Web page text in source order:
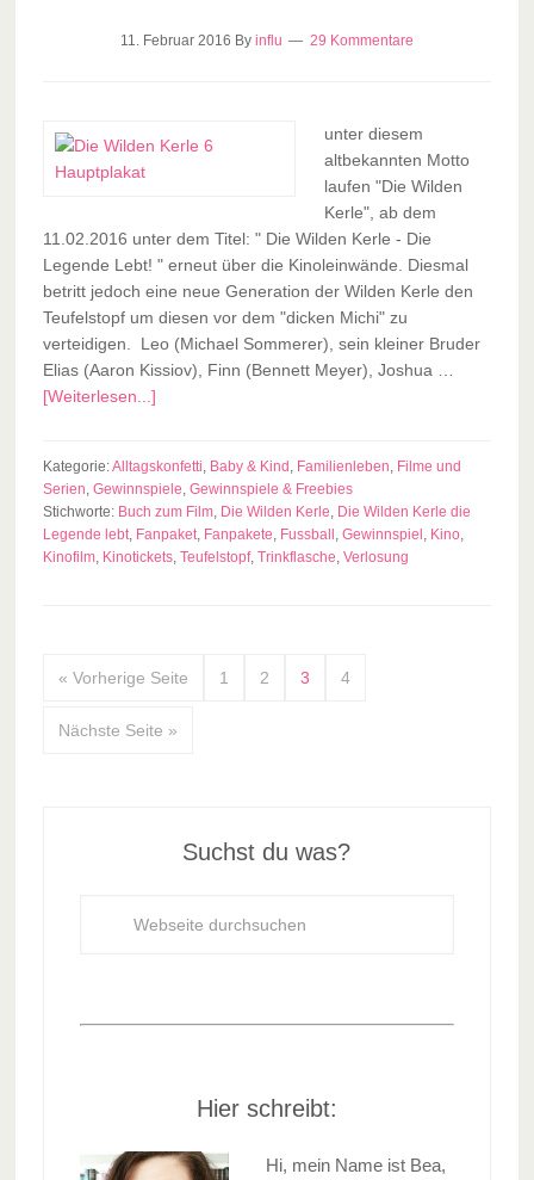
11. Februar 2016 By influ 29 Kommentare
unter diesem
altbekannten Motto
laufen "Die Wilden
Kerle", ab dem
11.02.2016 unter dem Titel: " Die Wilden Kerle - Die
Legende Lebt! " erneut über die Kinoleinwände. Diesmal
betritt jedoch eine neue Generation der Wilden Kerle den
Teufelstopf um diesen vor dem "dicken Michi" zu
verteidigen. Leo (Michael Sommerer), sein kleiner Bruder
Elias (Aaron Kissiov), Finn (Bennett Meyer), Joshua …
[Weiterlesen...]
Kategorie:Alltagskonfetti, Baby & Kind , Familienleben, Filme und
Serien, Gewinnspiele, Gewinnspiele & Freebies
Stichworte: Buch zum Film, Die Wilden Kerle, Die Wilden Kerle die
Legende lebt, Fanpaket, Fanpakete, Fussball , Gewinnspiel , Kino,
Kinofilm, Kinotickets, Teufelstopf, Trinkflasche, Verlosung
« Vorherige Seite 1 2 3 4
Nächste Seite »
Suchst du was?
Hier schreibt:
Hi, mein Name ist Bea,